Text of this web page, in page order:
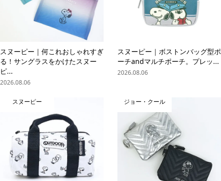
スヌーピー｜何これおしゃれすぎ
る！サングラスをかけたスヌー
ピ...
2026.08.06
スヌーピー｜ボストンバッグ型ポ
ーチandマルチポーチ。プレッ...
2026.08.06
スヌーピー ジョー・クール